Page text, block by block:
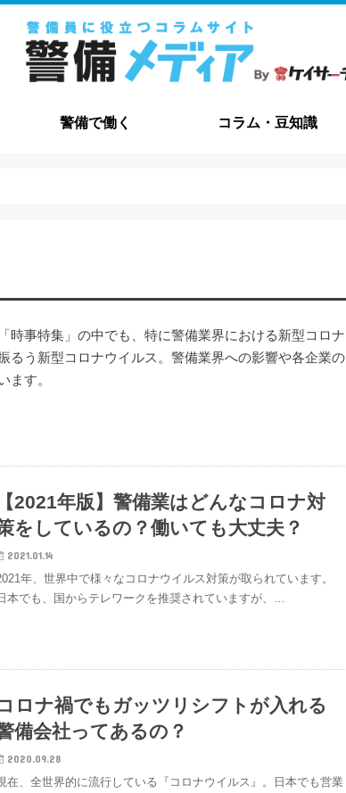
警備で働く コラム・豆知識
時事特集」の中でも、特に警備業界における新型コロナ
るう新型コロナウイルス。警備業界への影響や各企業の
ます。
【2021年版】警備業はどんなコロナ対
をしているの？働いても大丈夫？
2021.01.14
年、世界中で様々なコロナウイルス対策が取られています。
本でも、国からテレワークを推奨されていますが、…
ロナ禍でもガッツリシフトが入れる
備会社ってあるの？
2020.09.28
在、全世界的に流行している『コロナウイルス』。日本でも営業